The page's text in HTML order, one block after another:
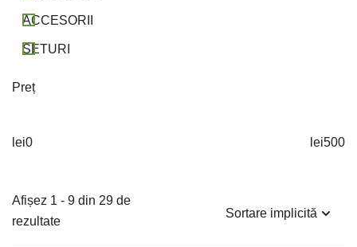
Afișez 1 - 9 din 29 de
rezultate
ACCESORII
SETURI
Preț
lei0 lei500